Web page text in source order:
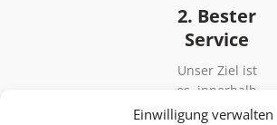
Einwilligung verwalten
2. Bester
Service
Unser Ziel ist
es, innerhalb
von 48